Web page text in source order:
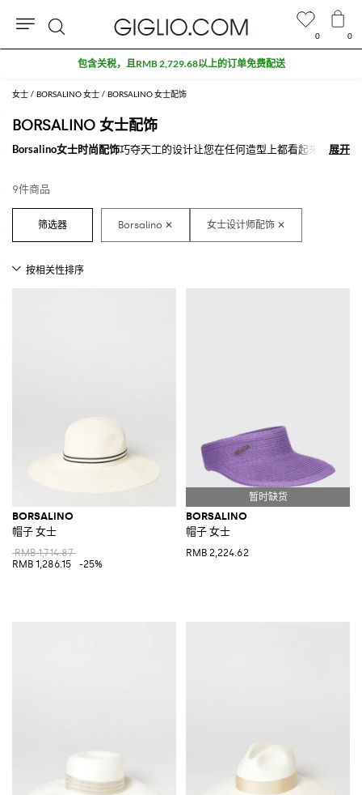
女士 BORSALINO 女士 BORSALINO 女士配饰
BORSALINO 女士配饰
Borsalino女士时尚配饰巧夺天工的设计让您在任何造型上都看起来与众展开
展开
9件商品
BORSALINO
帽子 女士
RMB 1,714.87
RMB 1,286.15
-25%
BORSALINO
帽子 女士
RMB 2,224.62
0 0
包含关税，且RMB 2,729.68以上的订单免费配送